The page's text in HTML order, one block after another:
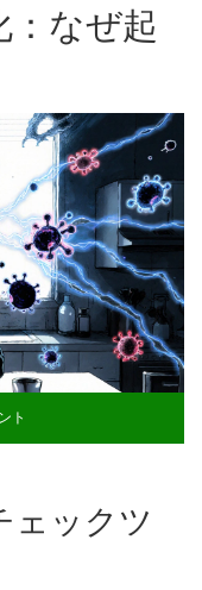
なぜ起
ト
ェックツ